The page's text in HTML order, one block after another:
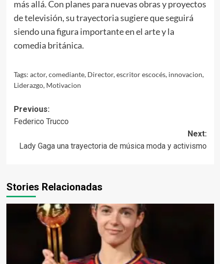
más allá. Con planes para nuevas obras y proyectos
de televisión, su trayectoria sugiere que seguirá
siendo una figura importante en el arte y la
comedia británica.
Tags: actor,comediante, Director,escritor escocés, innovacion,
Liderazgo, Motivacion
Post
navigation
Previous:
Federico Trucco
Next:
Lady Gaga una trayectoria de música moda y activismo
Stories Relacionadas